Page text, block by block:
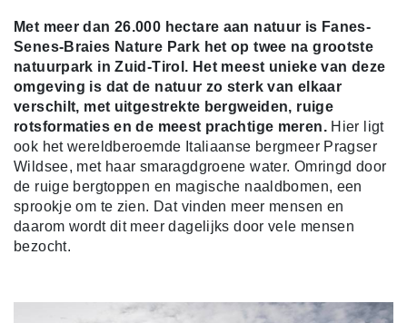
Met meer dan 26.000 hectare aan natuur is Fanes-
Senes-Braies Nature Park het op twee na grootste
natuurpark in Zuid-Tirol. Het meest unieke van deze
omgeving is dat de natuur zo sterk van elkaar
verschilt, met uitgestrekte bergweiden, ruige
rotsformaties en de meest prachtige meren.Hier ligt
ook het wereldberoemde Italiaanse bergmeer Pragser
Wildsee, met haar smaragdgroene water. Omringd door
de ruige bergtoppen en magische naaldbomen, een
sprookje om te zien. Dat vinden meer mensen en
daarom wordt dit meer dagelijks door vele mensen
bezocht.